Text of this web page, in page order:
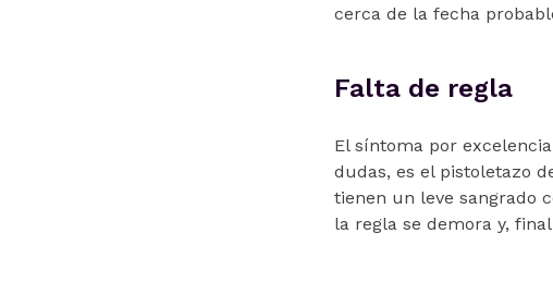
cerca de la fecha
Falta de regla
El síntoma por
dudas, es el pistoletazo
tienen un leve sangrado
la regla se demora y,